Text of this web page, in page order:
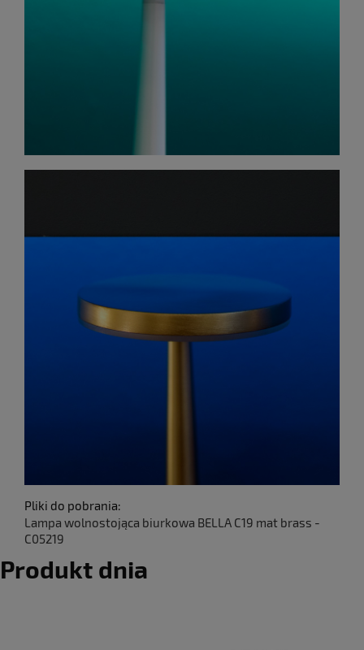
Pliki do pobrania:
Lampa wolnostojąca biurkowa BELLA C19 mat brass -
C05219
Produkt dnia